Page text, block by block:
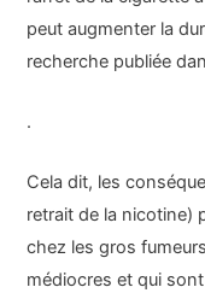
peut augmenter la
recherche publiée
.
Cela dit, les
retrait de la nicotine)
chez les gros
médiocres et qui